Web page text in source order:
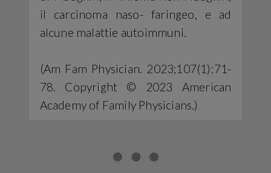
il carcinoma naso- faringeo, e ad
alcune malattie autoimmuni.
(Am Fam Physician. 2023;107(1):71-
78. Copyright © 2023 American
Academy of Family Physicians.)